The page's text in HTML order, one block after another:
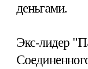
деньгами.
Экс-лидер